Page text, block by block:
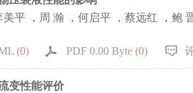
平 ，周 瀚 ，何启平 ，蔡远红 ，鲍
(0) PDF 0.00 Byte (0)
变性能评价